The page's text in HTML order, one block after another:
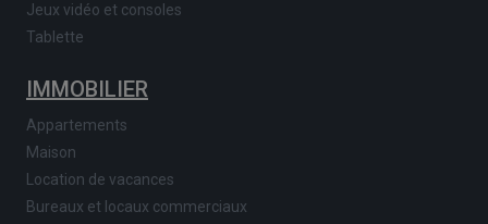
Jeux vidéo et consoles
Tablette
IMMOBILIER
Appartements
Maison
Location de vacances
Bureaux et locaux commerciaux